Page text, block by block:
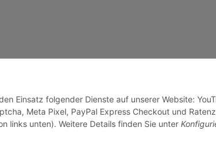
Einsatz folgender Dienste auf unserer Website:
Meta Pixel, PayPal Express Checkout und
links unten). Weitere Details finden Sie unter